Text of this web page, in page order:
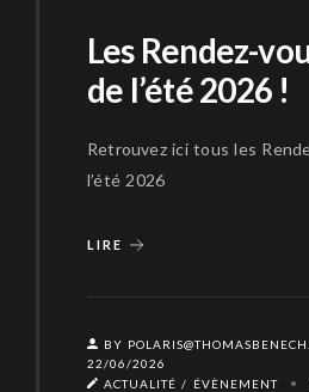
Les Rendez-
de l’été 2026 !
Retrouvez ici tous les
l’été 2026
LIRE
BY
22/06/2026
ACTUALITÉ / ÉVÈNEMENT